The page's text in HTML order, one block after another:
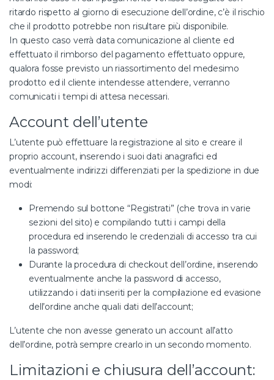
ritardo rispetto al giorno di esecuzione dell’ordine, c’è il rischio
che il prodotto potrebbe non risultare più disponibile.
In questo caso verrà data comunicazione al cliente ed
effettuato il rimborso del pagamento effettuato oppure,
qualora fosse previsto un riassortimento del medesimo
prodotto ed il cliente intendesse attendere, verranno
comunicati i tempi di attesa necessari.
Account dell’utente
L’utente può effettuare la registrazione al sito e creare il
proprio account, inserendo i suoi dati anagrafici ed
eventualmente indirizzi differenziati per la spedizione in due
modi:
Premendo sul bottone “Registrati” (che trova in varie
sezioni del sito) e compilando tutti i campi della
procedura ed inserendo le credenziali di accesso tra cui
la password;
Durante la procedura di checkout dell’ordine, inserendo
eventualmente anche la password di accesso,
utilizzando i dati inseriti per la compilazione ed evasione
dell’ordine anche quali dati dell’account;
L’utente che non avesse generato un account all’atto
dell’ordine, potrà sempre crearlo in un secondo momento.
Limitazioni e chiusura dell’account: